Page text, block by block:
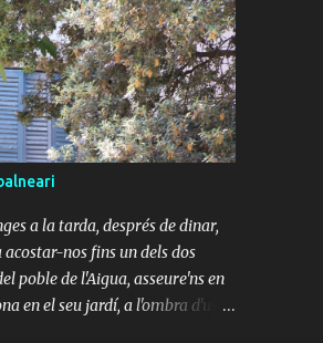
a la tarda, després de dinar,
acostar-nos fins un dels dos
poble de l'Aigua, asseure'ns en
en el seu jardí, a l'ombra d'un